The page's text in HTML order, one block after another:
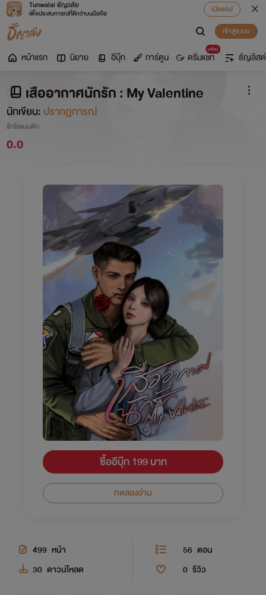
Tunwalai ธัญวลัย
เพื่อประสบการณ์ที่ดีกว่าบนมือถือ
เปิดแอป
เข้าสู่ระบบ
หน้าแรก นิยาย อีบุ๊ก การ์ตูน
มาใหม่
ดรีมแชท ธัญลิสต์
เสืออากาศนักรัก : My Valentine
นักเขียน: ปรากฏการณ์
รักโรแมนติก
0.0
ซื้ออีบุ๊ก 199 บาท
ทดลองอ่าน
499 หน้า 56 ตอน
30 ดาวน์โหลด 0 รีวิว